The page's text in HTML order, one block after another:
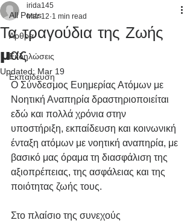
All Posts
Άρθρα
Εκδηλώσεις
Εκπαίδευση
Τα τραγούδια της Ζωής
μας
irida145
Mar 12 1 min read
Updated: Mar 19
Ο Σύνδεσμος Ευημερίας Ατόμων με
Νοητική Αναπηρία δραστηριοποιείται
εδώ και πολλά χρόνια στην
υποστήριξη, εκπαίδευση και κοινωνική
ένταξη ατόμων με νοητική αναπηρία, με
βασικό μας όραμα τη διασφάλιση της
αξιοπρέπειας, της ασφάλειας και της
ποιότητας ζωής τους.
Στο πλαίσιο της συνεχούς